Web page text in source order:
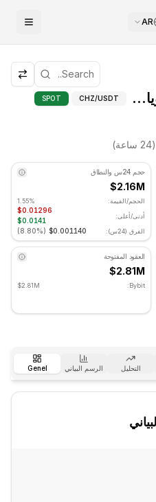
AR
تشيليز (CHZ) مستويات فيبوناتشي تشيليز (CHZ) مستويات فيبوناتشي - COINOTAG CHZ/USDT
SPOT
(24 ساعة)
حجم 24س والنطاق
$2.16M
الحجم/القيمة:
1.55%
أدنى/أعلى:
$0.01296
$0.0141
الفرق (24س): $0.001140
(
8.80%
)
العقود المفتوحة
$2.81M
Bybit:
$2.81M
Genel الرسم البياني التحليل